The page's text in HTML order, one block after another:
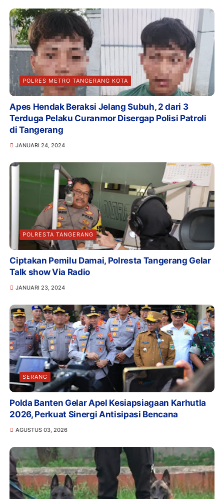
POLRES METRO TANGERANG KOTA
Apes Hendak Beraksi Jelang Subuh, 2 dari 3
Terduga Pelaku Curanmor Disergap Polisi Patroli
di Tangerang
JANUARI 24, 2024
POLRESTA TANGERANG
Ciptakan Pemilu Damai, Polresta Tangerang Gelar
Talk show Via Radio
JANUARI 23, 2024
SERANG
Polda Banten Gelar Apel Kesiapsiagaan Karhutla
2026, Perkuat Sinergi Antisipasi Bencana
AGUSTUS 03, 2026